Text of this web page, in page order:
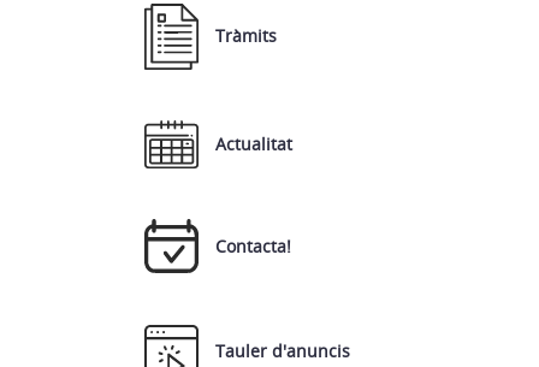
Tràmits
Actualitat
Contacta!
Tauler d'anuncis